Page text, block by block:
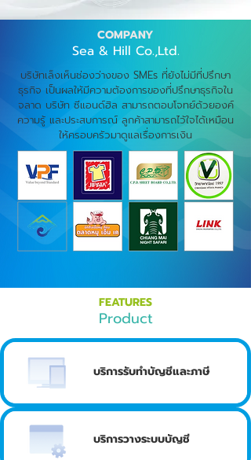
COMPANY
Sea & Hill Co.,Ltd.
บริษัทเล็งเห็นช่องว่างของ SMEs ที่ยังไม่มีที่ปรึกษา
ธุรกิจ เป็นผลให้มีความต้องการของที่ปรึกษาธุรกิจใน
จลาด บริษัท ซีแอนด์ฮิล สามารถตอบโจทย์ด้วยองค์
ความรู้ และประสบการณ์ ลูกค้าสามารถไว้ใจได้เหมือน
ให้ครอบครัวมาดูแลเรื่องการเงิน
FEATURES
Product
บริการรับทำบัญชีและภาษี
บริการวางระบบบัญชี